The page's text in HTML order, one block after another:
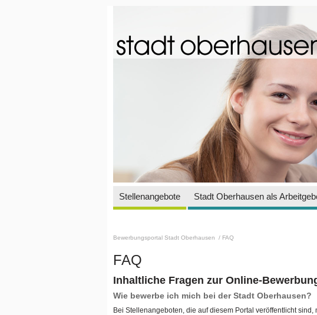
Stellenangebote Stadt Oberhausen als
Bewerbungsportal Stadt Oberhausen / FAQ
FAQ
Inhaltliche Fragen zur Online-
Wie bewerbe ich mich bei der Stadt Oberhausen?
Bei Stellenangeboten, die auf diesem Portal veröffentlicht